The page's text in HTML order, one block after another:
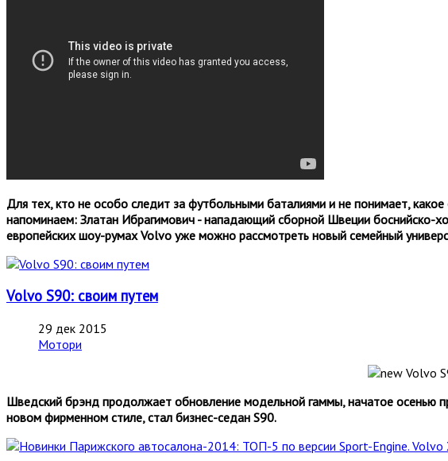
Для тех, кто не особо следит за футбольными баталиями и не понимает,
напоминаем: Златан Ибрагимович - нападающий сборной Швеции боснийско-
европейских шоу-румах Volvo уже можно рассмотреть новый семейный
Volvo S90: своим путем
29 дек 2015
Мотори
Шведский брэнд продолжает обновление модельной гаммы, начатое осенью
новом фирменном стиле, стал бизнес-седан S90.